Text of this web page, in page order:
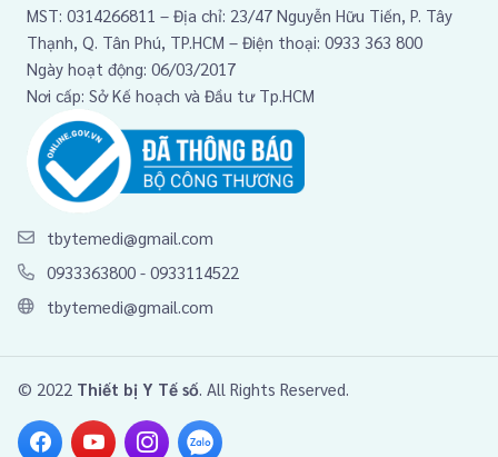
MST: 0314266811 – Địa chỉ: 23/47 Nguyễn Hữu Tiến, P. Tây
Thạnh, Q. Tân Phú, TP.HCM – Điện thoại: 0933 363 800
Ngày hoạt động: 06/03/2017
Nơi cấp: Sở Kế hoạch và Đầu tư Tp.HCM
tbytemedi@gmail.com
0933363800 - 0933114522
tbytemedi@gmail.com
© 2022 Thiết bị Y Tế số . All Rights Reserved.